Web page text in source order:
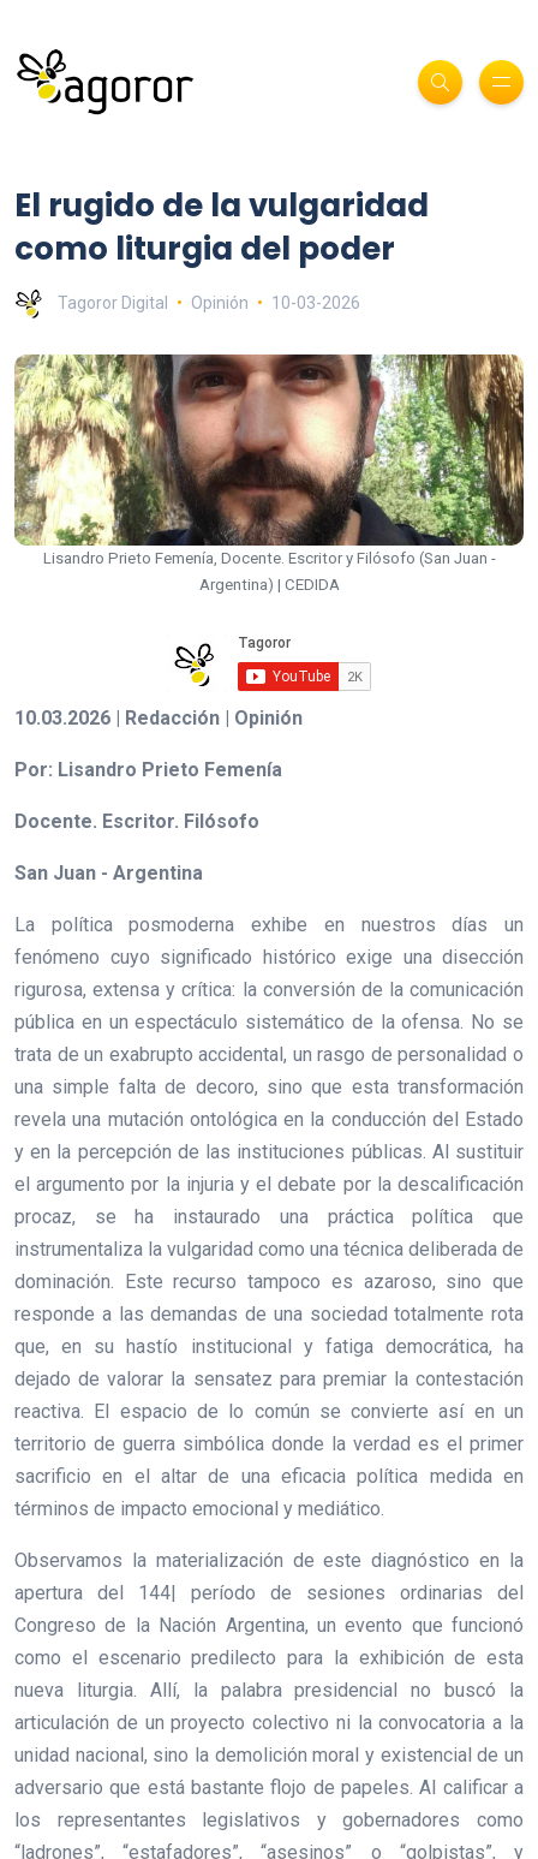
El rugido de la vulgaridad
como liturgia del poder
Tagoror Digital Opinión 10-03-2026
Lisandro Prieto Femenía, Docente. Escritor y Filósofo (San Juan -
Argentina) | CEDIDA
10.03.2026 | Redacción | Opinión
Por: Lisandro Prieto Femenía
Docente. Escritor. Filósofo
San Juan - Argentina
La política posmoderna exhibe en nuestros días un
fenómeno cuyo significado histórico exige una disección
rigurosa, extensa y crítica: la conversión de la comunicación
pública en un espectáculo sistemático de la ofensa. No se
trata de un exabrupto accidental, un rasgo de personalidad o
una simple falta de decoro, sino que esta transformación
revela una mutación ontológica en la conducción del Estado
y en la percepción de las instituciones públicas. Al sustituir
el argumento por la injuria y el debate por la descalificación
procaz, se ha instaurado una práctica política que
instrumentaliza la vulgaridad como una técnica deliberada de
dominación. Este recurso tampoco es azaroso, sino que
responde a las demandas de una sociedad totalmente rota
que, en su hastío institucional y fatiga democrática, ha
dejado de valorar la sensatez para premiar la contestación
reactiva. El espacio de lo común se convierte así en un
territorio de guerra simbólica donde la verdad es el primer
sacrificio en el altar de una eficacia política medida en
términos de impacto emocional y mediático.
Observamos la materialización de este diagnóstico en la
apertura del 144| período de sesiones ordinarias del
Congreso de la Nación Argentina, un evento que funcionó
como el escenario predilecto para la exhibición de esta
nueva liturgia. Allí, la palabra presidencial no buscó la
articulación de un proyecto colectivo ni la convocatoria a la
unidad nacional, sino la demolición moral y existencial de un
adversario que está bastante flojo de papeles. Al calificar a
los representantes legislativos y gobernadores como
“ladrones”, “estafadores”, “asesinos” o “golpistas”, y